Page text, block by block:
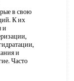
в свою
К их
и
и
Часто